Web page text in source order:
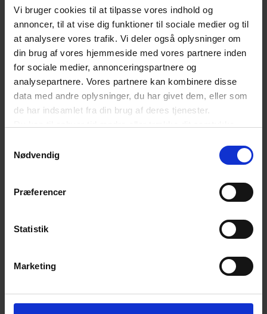
Vi bruger cookies til at tilpasse vores indhold og
annoncer, til at vise dig funktioner til sociale medier og til
at analysere vores trafik. Vi deler også oplysninger om
din brug af vores hjemmeside med vores partnere inden
for sociale medier, annonceringspartnere og
analysepartnere. Vores partnere kan kombinere disse
data med andre oplysninger, du har givet dem, eller som
de har indsamlet fra din brug af deres tjenester.
hjørne på websitet.
Nødvendig
Præferencer
Statistik
Marketing
anden måde påbegynde en reel
reklamationsbehandling. Forbrugerklagenævnet
har i en række sager lagt til grund, at en
erhvervsdrivende, der påbegynder en reel
behandling af forbrugerens reklamation, dermed
også har accepteret, at forbrugeren klagede for
sent. Hvis først du har påbegyndt en reel
i forløbet afvise kundens krav med det argument,
spørgsmål til købelovens regler om salg til
forbrugere, er du altid velkommen til at kontakte
vores erhvervsjurister.
NYT OM DETAIL